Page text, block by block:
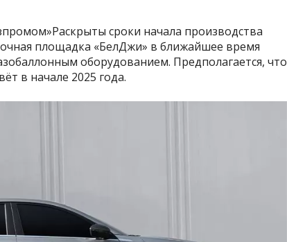
сроки начала производства
площадка «БелДжи» в ближайшее время
оборудованием. Предполагается, что
в начале 2025 года.